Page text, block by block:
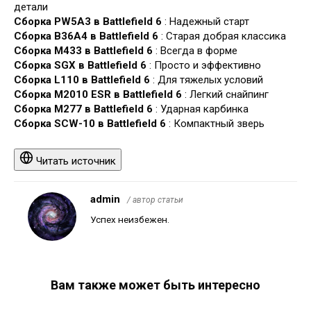
детали
Сборка PW5A3 в Battlefield 6 : Надежный старт
Сборка B36A4 в Battlefield 6 : Старая добрая классика
Сборка M433 в Battlefield 6 : Всегда в форме
Сборка SGX в Battlefield 6 : Просто и эффективно
Сборка L110 в Battlefield 6 : Для тяжелых условий
Сборка M2010 ESR в Battlefield 6 : Легкий снайпинг
Сборка M277 в Battlefield 6 : Ударная карбинка
Сборка SCW-10 в Battlefield 6 : Компактный зверь
Читать источник
admin / автор статьи
Успех неизбежен.
Вам также может быть интересно